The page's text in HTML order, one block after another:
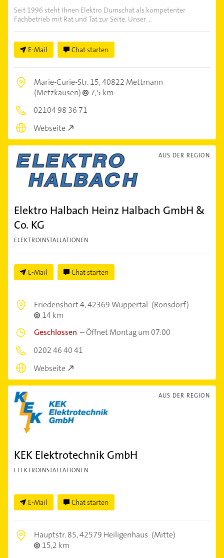
Seit 1996 steht Ihnen Elektro Dumschat als kompetenter
Fachbetrieb mit Rat und Tat zur Seite. Unser ...
E-Mail Chat starten
Marie-Curie-Str. 15,40822 Mettmann
(Metzkausen)
7,5 km
02104 98 36 71
Webseite
AUS DER REGION
Elektro Halbach Heinz Halbach GmbH &
Co. KG
ELEKTROINSTALLATIONEN
E-Mail Chat starten
Friedenshort 4,42369 Wuppertal (Ronsdorf)
14 km
Geschlossen –Öffnet Montag um 07:00
0202 46 40 41
Webseite
AUS DER REGION
KEK Elektrotechnik GmbH
ELEKTROINSTALLATIONEN
E-Mail Chat starten
Hauptstr. 85,42579 Heiligenhaus (Mitte)
15,2 km